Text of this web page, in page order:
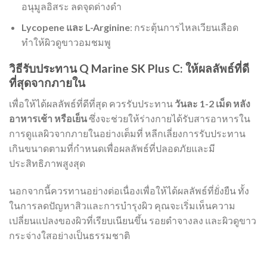
อนุมูลอิสระ ลดจุดด่างดำ
Lycopene และ L-Arginine: กระตุ้นการไหลเวียนเลือด
ทำให้ผิวดูขาวอมชมพู
วิธีรับประทาน Q Marine SK Plus C: ให้ผลลัพธ์ที่ดี
ที่สุดจากภายใน
เพื่อให้ได้ผลลัพธ์ที่ดีที่สุด ควรรับประทาน วันละ 1-2 เม็ด หลัง
อาหารเช้า หรือเย็นซึ่งจะช่วยให้ร่างกายได้รับสารอาหารใน
การดูแลผิวจากภายในอย่างเต็มที่ หลีกเลี่ยงการรับประทาน
เกินขนาดตามที่กำหนดเพื่อผลลัพธ์ที่ปลอดภัยและมี
ประสิทธิภาพสูงสุด
นอกจากนี้ควรทานอย่างต่อเนื่องเพื่อให้ได้ผลลัพธ์ที่ยั่งยืน ทั้ง
ในการลดปัญหาสิวและการบำรุงผิว คุณจะเริ่มเห็นความ
เปลี่ยนแปลงของผิวที่เรียบเนียนขึ้น รอยดำจางลง และผิวดูขาว
กระจ่างใสอย่างเป็นธรรมชาติ